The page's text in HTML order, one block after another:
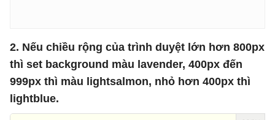
2. Nếu chiều rộng của trình duyệt lớn hơn 800px
thì set background màu lavender, 400px đến
999px thì màu lightsalmon, nhỏ hơn 400px thì
lightblue.